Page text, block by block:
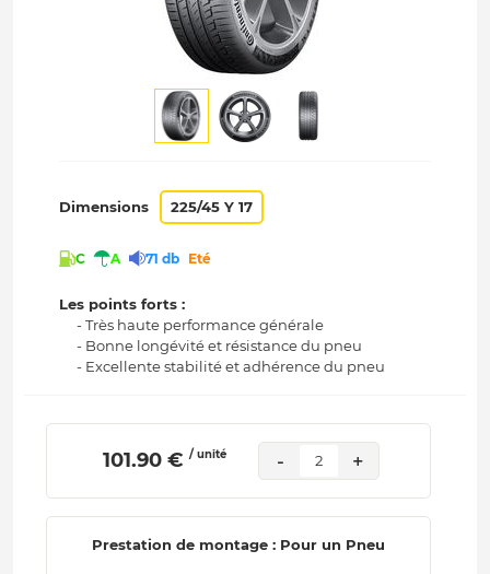
Dimensions 225/45 Y 17
C A 71 db Eté
Les points forts :
- Très haute performance générale
- Bonne longévité et résistance du pneu
- Excellente stabilité et adhérence du pneu
101.90 € / unité - 2 +
Prestation de montage : Pour un Pneu